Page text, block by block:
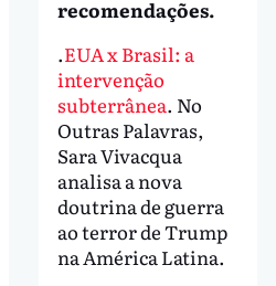
recomendações.
.EUA x Brasil: a
intervenção
subterrânea. No
Outras Palavras,
Sara Vivacqua
analisa a nova
doutrina de guerra
ao terror de Trump
na América Latina.